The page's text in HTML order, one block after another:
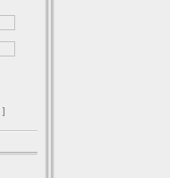
]